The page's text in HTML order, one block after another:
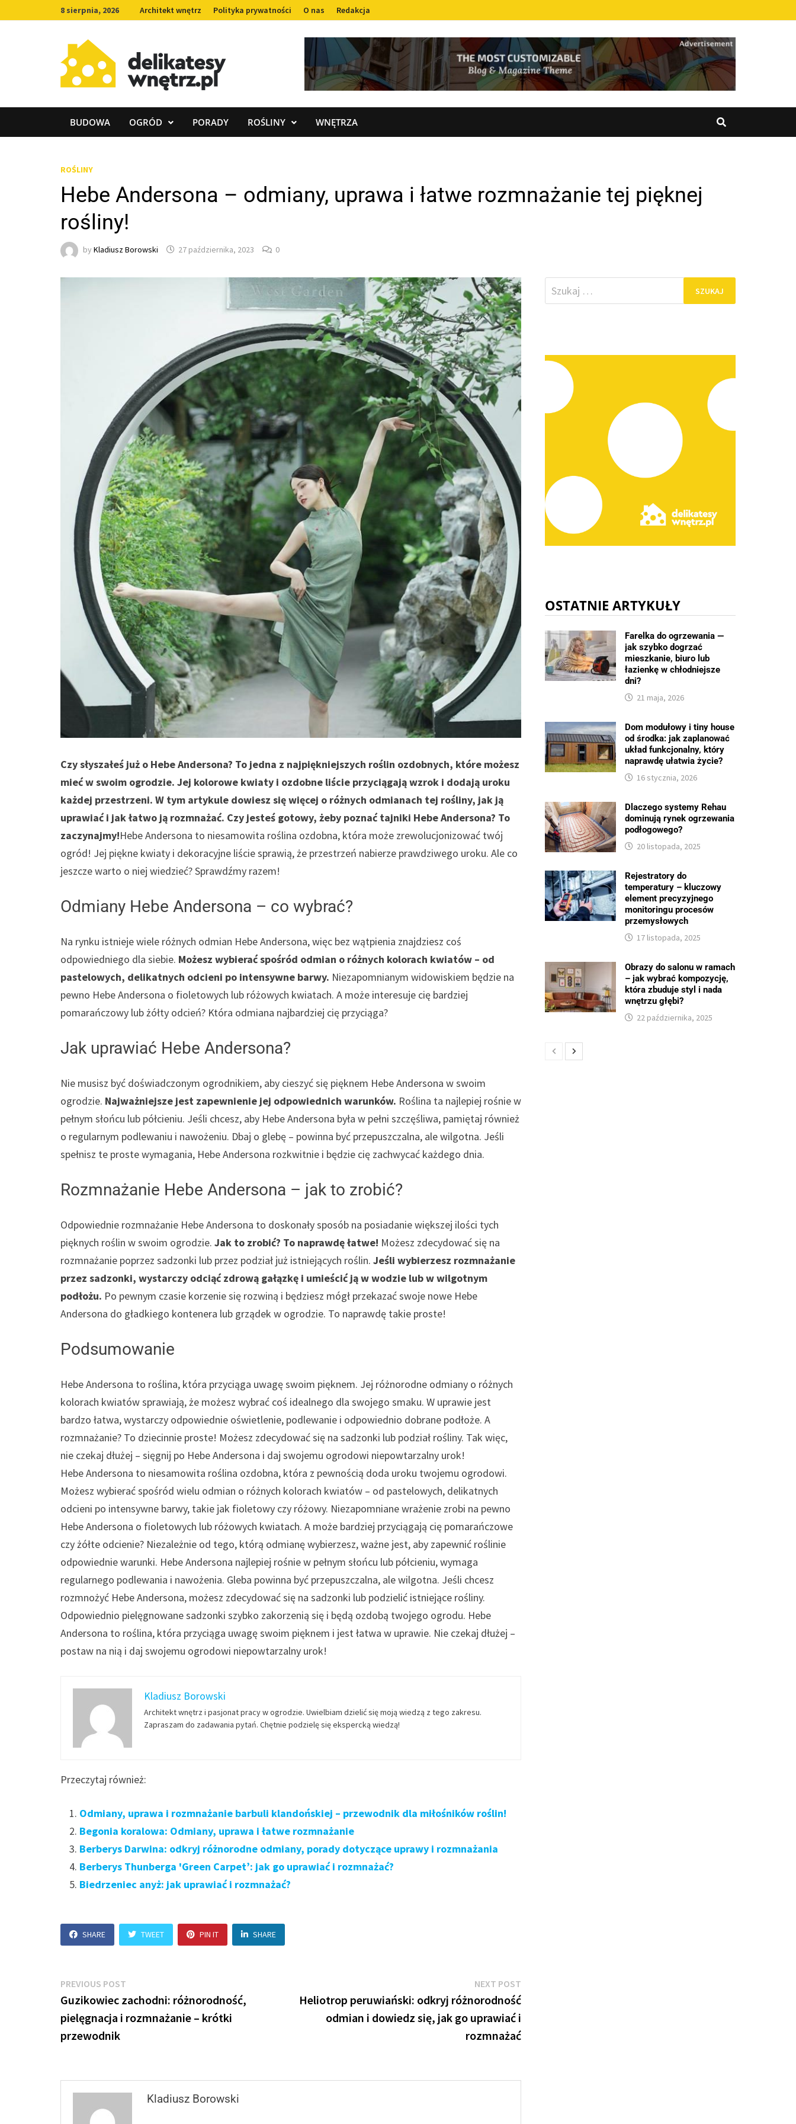
to
8 sierpnia, 2026 Architekt wnętrz Polityka prywatności O nas Redakcja
BUDOWA OGRÓD PORADY ROŚLINY WNĘTRZA
ROŚLINY
Hebe Andersona – odmiany, uprawa i łatwe rozmnażanie tej pięknej
rośliny!
by Kladiusz Borowski 27 października, 2023 0
Czy słyszałeś już o Hebe Andersona? To jedna z najpiękniejszych roślin ozdobnych, które możesz
mieć w swoim ogrodzie. Jej kolorowe kwiaty i ozdobne liście przyciągają wzrok i dodają uroku
każdej przestrzeni. W tym artykule dowiesz się więcej o różnych odmianach tej rośliny, jak ją
uprawiać i jak łatwo ją rozmnażać. Czy jesteś gotowy, żeby poznać tajniki Hebe Andersona? To
zaczynajmy!Hebe Andersona to niesamowita roślina ozdobna, która może zrewolucjonizować twój
ogród! Jej piękne kwiaty i dekoracyjne liście sprawią, że przestrzeń nabierze prawdziwego uroku. Ale co
jeszcze warto o niej wiedzieć? Sprawdźmy razem!
Odmiany Hebe Andersona – co wybrać?
Na rynku istnieje wiele różnych odmian Hebe Andersona, więc bez wątpienia znajdziesz coś
odpowiedniego dla siebie. Możesz wybierać spośród odmian o różnych kolorach kwiatów – od
pastelowych, delikatnych odcieni po intensywne barwy. Niezapomnianym widowiskiem będzie na
pewno Hebe Andersona o fioletowych lub różowych kwiatach. A może interesuje cię bardziej
pomarańczowy lub żółty odcień? Która odmiana najbardziej cię przyciąga?
Jak uprawiać Hebe Andersona?
Nie musisz być doświadczonym ogrodnikiem, aby cieszyć się pięknem Hebe Andersona w swoim
ogrodzie. Najważniejsze jest zapewnienie jej odpowiednich warunków. Roślina ta najlepiej rośnie w
pełnym słońcu lub półcieniu. Jeśli chcesz, aby Hebe Andersona była w pełni szczęśliwa, pamiętaj również
o regularnym podlewaniu i nawożeniu. Dbaj o glebę – powinna być przepuszczalna, ale wilgotna. Jeśli
spełnisz te proste wymagania, Hebe Andersona rozkwitnie i będzie cię zachwycać każdego dnia.
Rozmnażanie Hebe Andersona – jak to zrobić?
Odpowiednie rozmnażanie Hebe Andersona to doskonały sposób na posiadanie większej ilości tych
pięknych roślin w swoim ogrodzie. Jak to zrobić? To naprawdę łatwe! Możesz zdecydować się na
rozmnażanie poprzez sadzonki lub przez podział już istniejących roślin. Jeśli wybierzesz rozmnażanie
przez sadzonki, wystarczy odciąć zdrową gałązkę i umieścić ją w wodzie lub w wilgotnym
podłożu. Po pewnym czasie korzenie się rozwiną i będziesz mógł przekazać swoje nowe Hebe
Andersona do gładkiego kontenera lub grządek w ogrodzie. To naprawdę takie proste!
Podsumowanie
Hebe Andersona to roślina, która przyciąga uwagę swoim pięknem. Jej różnorodne odmiany o różnych
kolorach kwiatów sprawiają, że możesz wybrać coś idealnego dla swojego smaku. W uprawie jest
bardzo łatwa, wystarczy odpowiednie oświetlenie, podlewanie i odpowiednio dobrane podłoże. A
rozmnażanie? To dziecinnie proste! Możesz zdecydować się na sadzonki lub podział rośliny. Tak więc,
nie czekaj dłużej – sięgnij po Hebe Andersona i daj swojemu ogrodowi niepowtarzalny urok!
Hebe Andersona to niesamowita roślina ozdobna, która z pewnością doda uroku twojemu ogrodowi.
Możesz wybierać spośród wielu odmian o różnych kolorach kwiatów – od pastelowych, delikatnych
odcieni po intensywne barwy, takie jak fioletowy czy różowy. Niezapomniane wrażenie zrobi na pewno
Hebe Andersona o fioletowych lub różowych kwiatach. A może bardziej przyciągają cię pomarańczowe
czy żółte odcienie? Niezależnie od tego, którą odmianę wybierzesz, ważne jest, aby zapewnić roślinie
odpowiednie warunki. Hebe Andersona najlepiej rośnie w pełnym słońcu lub półcieniu, wymaga
regularnego podlewania i nawożenia. Gleba powinna być przepuszczalna, ale wilgotna. Jeśli chcesz
rozmnożyć Hebe Andersona, możesz zdecydować się na sadzonki lub podzielić istniejące rośliny.
Odpowiednio pielęgnowane sadzonki szybko zakorzenią się i będą ozdobą twojego ogrodu. Hebe
Andersona to roślina, która przyciąga uwagę swoim pięknem i jest łatwa w uprawie. Nie czekaj dłużej –
postaw na nią i daj swojemu ogrodowi niepowtarzalny urok!
Kladiusz Borowski
Architekt wnętrz i pasjonat pracy w ogrodzie. Uwielbiam dzielić się moją wiedzą z tego zakresu.
Zapraszam do zadawania pytań. Chętnie podzielę się ekspercką wiedzą!
Przeczytaj również:
Odmiany, uprawa i rozmnażanie barbuli klandońskiej – przewodnik dla miłośników roślin!
Begonia koralowa: Odmiany, uprawa i łatwe rozmnażanie
Berberys Darwina: odkryj różnorodne odmiany, porady dotyczące uprawy i rozmnażania
Berberys Thunberga 'Green Carpet’: jak go uprawiać i rozmnażać?
Biedrzeniec anyż: jak uprawiać i rozmnażać?
SHARE TWEET PIN IT SHARE
Nawigacja
wpisu
PREVIOUS POST
post:
Guzikowiec zachodni: różnorodność,
pielęgnacja i rozmnażanie – krótki
przewodnik
NEXT POST
post:
Heliotrop peruwiański: odkryj różnorodność
odmian i dowiedz się, jak go uprawiać i
rozmnażać
Kladiusz Borowski
Szukaj:
OSTATNIE ARTYKUŁY
Farelka do ogrzewania —
jak szybko dogrzać
mieszkanie, biuro lub
łazienkę w chłodniejsze
dni?
21 maja, 2026
Dom modułowy i tiny house
od środka: jak zaplanować
układ funkcjonalny, który
naprawdę ułatwia życie?
16 stycznia, 2026
Dlaczego systemy Rehau
dominują rynek ogrzewania
podłogowego?
20 listopada, 2025
Rejestratory do
temperatury – kluczowy
element precyzyjnego
monitoringu procesów
przemysłowych
17 listopada, 2025
Obrazy do salonu w ramach
– jak wybrać kompozycję,
która zbuduje styl i nada
wnętrzu głębi?
22 października, 2025